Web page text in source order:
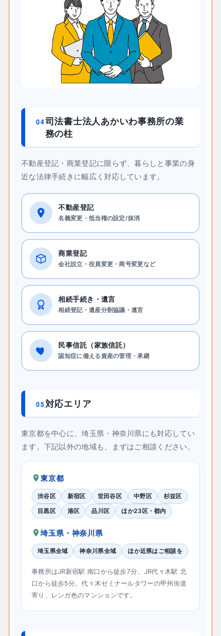
04司法書士法人あかいわ事務所の業
務の柱
不動産登記・商業登記に限らず、暮らしと事業の身
近な法律手続きに幅広く対応しています。
不動産登記
名義変更・抵当権の設定/抹消
商業登記
会社設立・役員変更・商号変更など
相続手続き・遺言
相続登記・遺産分割協議・遺言
民事信託（家族信託）
認知症に備える資産の管理・承継
05対応エリア
東京都を中心に、埼玉県・神奈川県にも対応してい
ます。下記以外の地域も、まずはご相談ください。
東京都
渋谷区 新宿区 世田谷区 中野区
杉並区
目黒区
港区 品川区 ほか23区・都内
埼玉県・神奈川県
埼玉県全域 神奈川県全域 ほか近県はご相談を
事務所はJR新宿駅 南口から徒歩7分、JR代々木駅 北
口から徒歩5分。代々木ゼミナールタワーの甲州街道
寄り、レンガ色のマンションです。